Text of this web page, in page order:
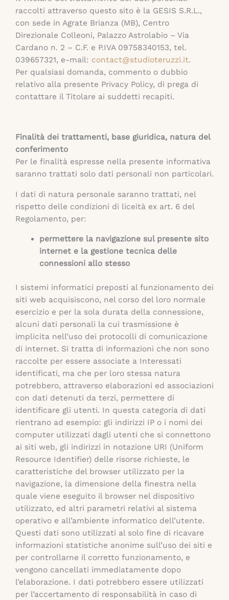
raccolti attraverso questo sito è la GESIS S.R.L.,
con sede in Agrate Brianza (MB), Centro
Direzionale Colleoni, Palazzo Astrolabio – Via
Cardano n. 2 – C.F. e P.IVA 09758340153, tel.
039657321, e-mail: contact@studioteruzzi.it.
Per qualsiasi domanda, commento o dubbio
relativo alla presente Privacy Policy, di prega di
contattare il Titolare ai suddetti recapiti.
Finalità dei trattamenti, base giuridica, natura del
conferimento
Per le finalità espresse nella presente informativa
saranno trattati solo dati personali non particolari.
I dati di natura personale saranno trattati, nel
rispetto delle condizioni di liceità ex art. 6 del
Regolamento, per:
permettere la navigazione sul presente sito
internet e la gestione tecnica delle
connessioni allo stesso
I sistemi informatici preposti al funzionamento dei
siti web acquisiscono, nel corso del loro normale
esercizio e per la sola durata della connessione,
alcuni dati personali la cui trasmissione è
implicita nell’uso dei protocolli di comunicazione
di internet. Si tratta di informazioni che non sono
raccolte per essere associate a Interessati
identificati, ma che per loro stessa natura
potrebbero, attraverso elaborazioni ed associazioni
con dati detenuti da terzi, permettere di
identificare gli utenti. In questa categoria di dati
rientrano ad esempio: gli indirizzi IP o i nomi dei
computer utilizzati dagli utenti che si connettono
ai siti web, gli indirizzi in notazione URI (Uniform
Resource Identifier) delle risorse richieste, le
caratteristiche del browser utilizzato per la
navigazione, la dimensione della finestra nella
quale viene eseguito il browser nel dispositivo
utilizzato, ed altri parametri relativi al sistema
operativo e all’ambiente informatico dell’utente.
Questi dati sono utilizzati al solo fine di ricavare
informazioni statistiche anonime sull’uso dei siti e
per controllarne il corretto funzionamento, e
vengono cancellati immediatamente dopo
l’elaborazione. I dati potrebbero essere utilizzati
per l’accertamento di responsabilità in caso di